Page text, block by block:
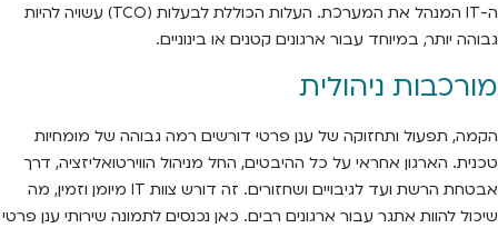
ה-IT המנהל את המערכת. העלות הכוללת לבעלות (TCO) עשויה להיות
גבוהה יותר, במיוחד עבור ארגונים קטנים או בינוניים.
מורכבות ניהולית
הקמה, תפעול ותחזוקה של ענן פרטי דורשים רמה גבוהה של מומחיות
טכנית. הארגון אחראי על כל ההיבטים, החל מניהול הווירטואליזציה, דרך
אבטחת הרשת ועד לגיבויים ושחזורים. זה דורש צוות IT מיומן וזמין, מה
שיכול להוות אתגר עבור ארגונים רבים. כאן נכנסים לתמונה שירותי ענן פרטי